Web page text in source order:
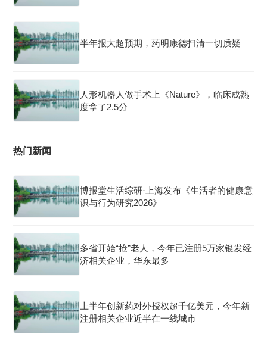
半年报大超预期，药明康德扫清一切质疑
人形机器人做手术上《Nature》，临床成熟
度拿了2.5分
热门新闻
博报堂生活综研·上海发布《生活者的健康意
识与行为研究2026》
多省开始“抢”老人，今年已注册5万家银发经
济相关企业，华东最多
上半年创新药对外授权超千亿美元，今年新
注册相关企业近半在一线城市